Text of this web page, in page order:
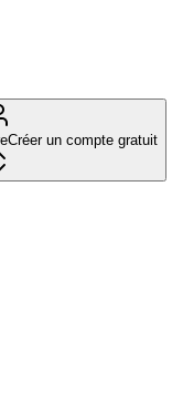
Créer un compte gratuit